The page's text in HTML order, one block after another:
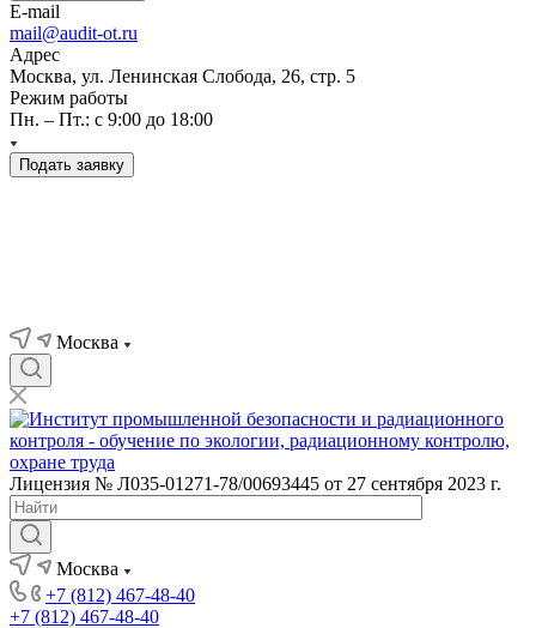
E-mail
mail@audit-ot.ru
Адрес
Москва, ул. Ленинская Слобода, 26, стр. 5
Режим работы
Пн. – Пт.: с 9:00 до 18:00
Подать заявку
Москва
Лицензия № Л035-01271-78/00693445 от 27 сентября 2023 г.
Москва
+7 (812) 467-48-40
+7 (812) 467-48-40